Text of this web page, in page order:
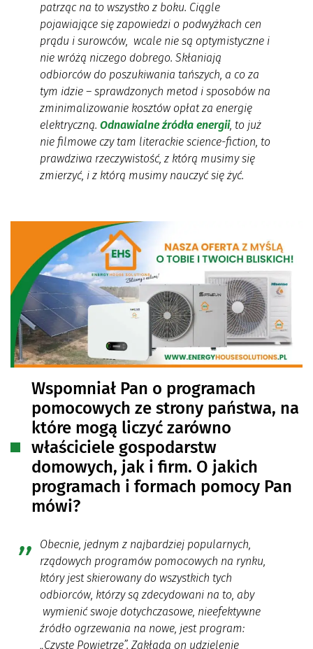
patrząc na to wszystko z boku. Ciągle
pojawiające się zapowiedzi o podwyżkach cen
prądu i surowców, wcale nie są optymistyczne i
nie wróżą niczego dobrego. Skłaniają
odbiorców do poszukiwania tańszych, a co za
tym idzie – sprawdzonych metod i sposobów na
zminimalizowanie kosztów opłat za energię
elektryczną. Odnawialne źródła energii, to już
nie filmowe czy tam literackie science-fiction, to
prawdziwa rzeczywistość, z którą musimy się
zmierzyć, i z którą musimy nauczyć się żyć.
Wspomniał Pan o programach
pomocowych ze strony państwa, na
które mogą liczyć zarówno
właściciele gospodarstw
domowych, jak i firm. O jakich
programach i formach pomocy Pan
mówi?
Obecnie, jednym z najbardziej popularnych,
rządowych programów pomocowych na rynku,
który jest skierowany do wszystkich tych
odbiorców, którzy są zdecydowani na to, aby
wymienić swoje dotychczasowe, nieefektywne
źródło ogrzewania na nowe, jest program:
„Czyste Powietrze”. Zakłada on udzielenie